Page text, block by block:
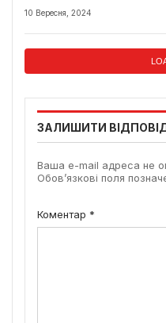
10 Вересня, 2024
ЗАЛИШИТИ
Ваша e-mail адреса не
Обов’язкові поля
Коментар *